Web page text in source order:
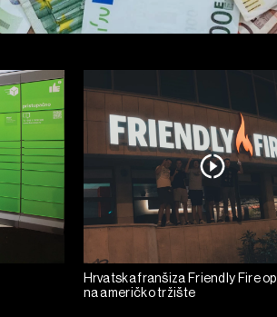
Hrvatska franšiza Friendly Fire
na američko tržište